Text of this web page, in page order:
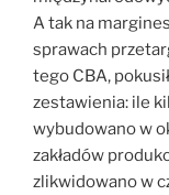
A tak na
sprawach
tego CBA,
zestawienia: ile
wybudowano w
zakładów
zlikwidowano w